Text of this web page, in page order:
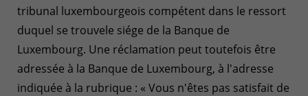
tribunal luxembourgeois compétent dans le ressort
duquel se trouvele siége de la Banque de
Luxembourg. Une réclamation peut toutefois être
adressée à la Banque de Luxembourg, à l'adresse
indiquée à la rubrique : « Vous n'êtes pas satisfait de